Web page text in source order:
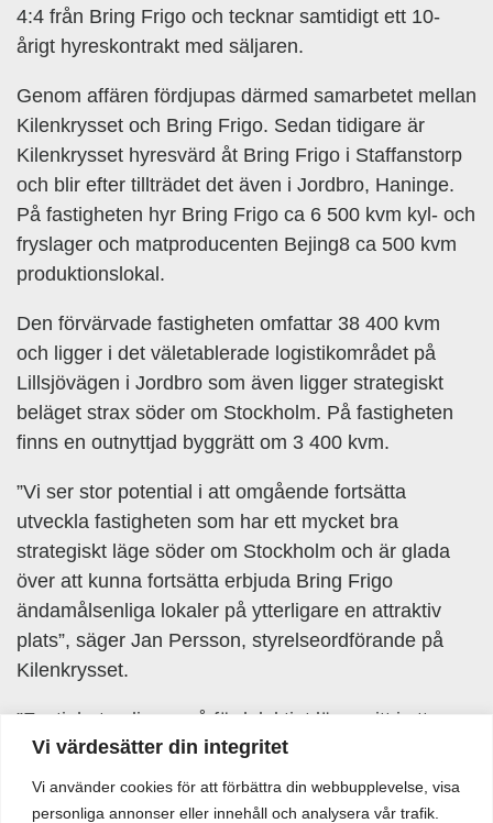
Vi värdesätter din integritet
Vi använder cookies för att förbättra din webbupplevelse, visa
personliga annonser eller innehåll och analysera vår trafik.
4:4 från Bring Frigo och tecknar samtidigt ett 10-
årigt hyreskontrakt med säljaren.
Genom affären fördjupas därmed samarbetet mellan
Kilenkrysset och Bring Frigo. Sedan tidigare är
Kilenkrysset hyresvärd åt Bring Frigo i Staffanstorp
och blir efter tillträdet det även i Jordbro, Haninge.
På fastigheten hyr Bring Frigo ca 6 500 kvm kyl- och
fryslager och matproducenten Bejing8 ca 500 kvm
produktionslokal.
Den förvärvade fastigheten omfattar 38 400 kvm
och ligger i det väletablerade logistikområdet på
Lillsjövägen i Jordbro som även ligger strategiskt
beläget strax söder om Stockholm. På fastigheten
finns en outnyttjad byggrätt om 3 400 kvm.
”Vi ser stor potential i att omgående fortsätta
utveckla fastigheten som har ett mycket bra
strategiskt läge söder om Stockholm och är glada
över att kunna fortsätta erbjuda Bring Frigo
ändamålsenliga lokaler på ytterligare en attraktiv
plats”, säger Jan Persson, styrelseordförande på
Kilenkrysset.
”Fastigheten ligger på fördelaktigt läge mitt i ett
expansivt kluster för aktörer inom
livsmedelsindustrin. Genom försäljningen frigör vi
mark och skapar förutsättningar för ännu mer